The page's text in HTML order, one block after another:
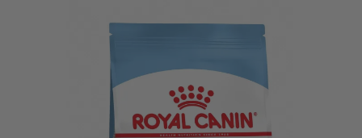
Uw winkelwagen is leeg.
Vul hem met producten.